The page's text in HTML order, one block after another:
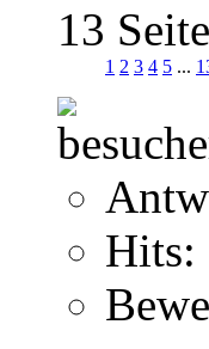
13
1 2 3 4 5 ...
Hits: